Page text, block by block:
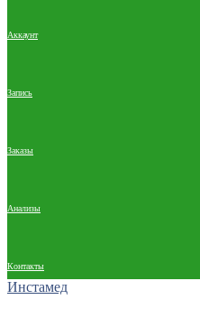
Аккаунт
Запись
Заказы
Анализы
Контакты
Инстамед